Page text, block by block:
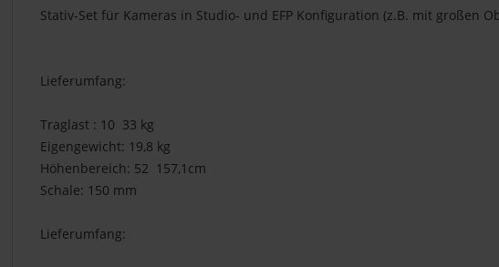
Stativ-Set für Kameras in Studio- und EFP Konfiguration (z.B. mit großen
Lieferumfang:
Traglast : 10  33 kg
Eigengewicht: 19,8 kg
Höhenbereich: 52  157,1cm
Schale: 150 mm
Lieferumfang: